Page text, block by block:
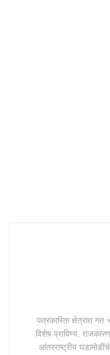
पत्रकारिता क्षेत्रात
विशेष प्राविण्य.
आंतरराष्ट्रीय